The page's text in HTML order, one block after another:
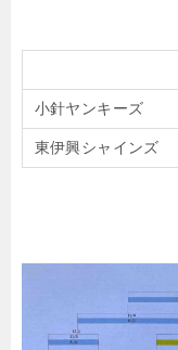
小針ヤンキーズ
東伊興シャインズ